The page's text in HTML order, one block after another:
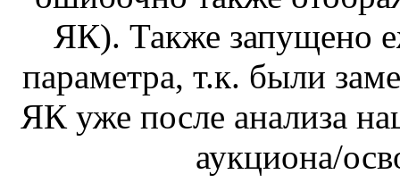
ЯК). Также запущено
параметра, т.к. были
ЯК уже после анализа
аукциона/